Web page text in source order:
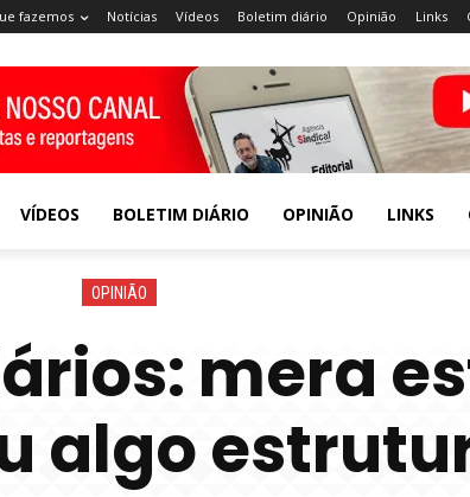
fazemos Notícias Vídeos Boletim diário Opinião Links
VÍDEOS BOLETIM DIÁRIO OPINIÃO LINKS
OPINIÃO
mera
algo